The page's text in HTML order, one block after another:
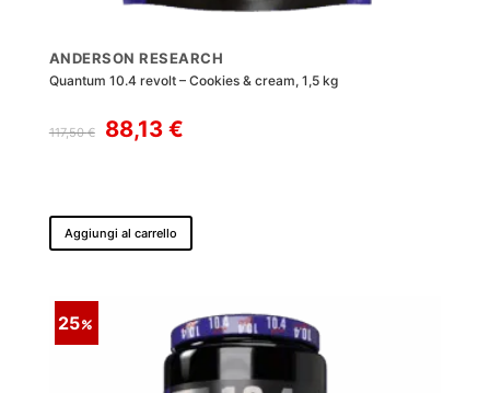
ANDERSON RESEARCH
Quantum 10.4 revolt – Cookies & cream, 1,5 kg
117,50€
Il
prezzo
117,50 €.
88,13 €Il
88,13 €.
Aggiungi al carrello
25